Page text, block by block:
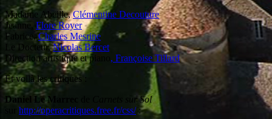
Madame Abeille,Clémentine Decouture
Jeanne, Flore Royer
Fabrice,Charles Mesrine
Le Docteur,Nicolas Bercet
Direction artistique et piano , Françoise Tillard
Et voilà les critiques :
Daniel Le Marrec
Carnets sur Sol
http://operacritiques.free.fr/css/: